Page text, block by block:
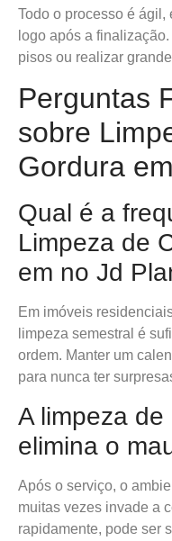
Todo o processo é ágil,
logo após a
pisos ou realizar
Perguntas
sobre
Gordura
Qual é a
Limpeza de
em no Jd
Em imóveis
limpeza semestral é
ordem. Manter um
para nunca ter
A limpeza
elimina o
Após o serviço, o
muitas vezes invade a
rapidamente, pode ser